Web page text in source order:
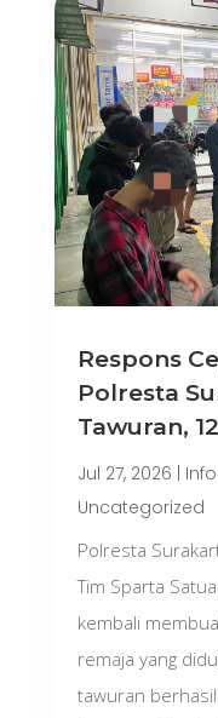
Respons
Polresta
Tawuran,
Jul 27, 2026
Uncategorized
Polresta
Tim Sparta
kembali
remaja yang
tawuran berhasil